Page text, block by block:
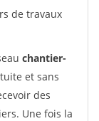
de travaux
chantier-
et sans
des
Une fois la